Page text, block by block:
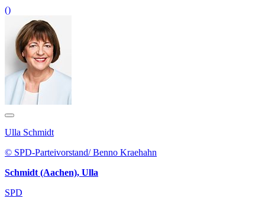
()
Ulla Schmidt
© SPD-Parteivorstand/ Benno Kraehahn
Schmidt (Aachen), Ulla
SPD